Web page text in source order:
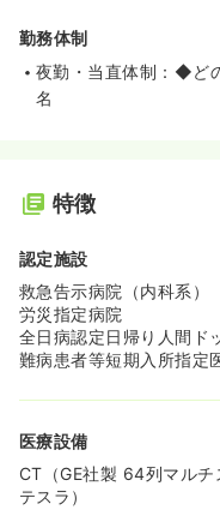
勤務体制
夜勤・当直体制：◆ど
名
特徴
認定施設
救急告示病院（内科系）
労災指定病院
全日病認定日帰り人間ド
難病患者等短期入所指定
医療設備
CT（GE社製 64列マル
テスラ）